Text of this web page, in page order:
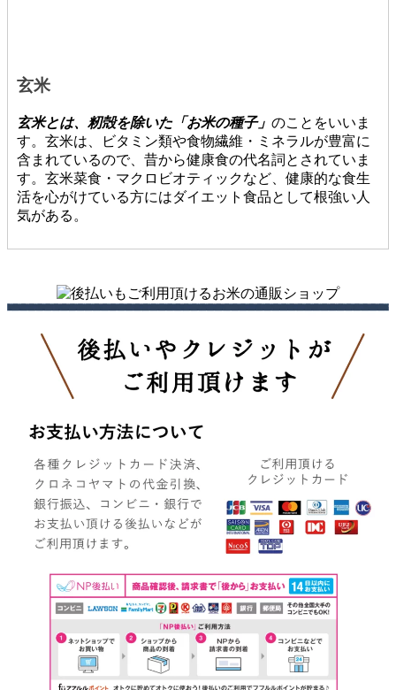
玄米
玄米とは、籾殻を除いた「お米の種子」 のことをいいま
す。玄米は、ビタミン類や食物繊維・ミネラルが豊富に
含まれているので、昔から健康食の代名詞とされていま
す。玄米菜食・マクロビオティックなど、健康的な食生
活を心がけている方にはダイエット食品として根強い人
気がある。